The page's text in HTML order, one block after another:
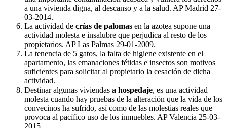
a una vivienda digna, al descanso y a la salud. AP Madrid 27-
03-2014.
La actividad de crías de palomas en la azotea supone una
actividad molesta e insalubre que perjudica al resto de los
propietarios. AP Las Palmas 29-01-2009.
La tenencia de 5 gatos, la falta de higiene existente en el
apartamento, las emanaciones fétidas e insectos son motivos
suficientes para solicitar al propietario la cesación de dicha
actividad.
Destinar algunas viviendas a hospedaje, es una actividad
molesta cuando hay pruebas de la alteración que la vida de los
convecinos ha sufrido, así como de las molestias reales que
provoca al pacífico uso de los inmuebles. AP Valencia 25-03-
2015.